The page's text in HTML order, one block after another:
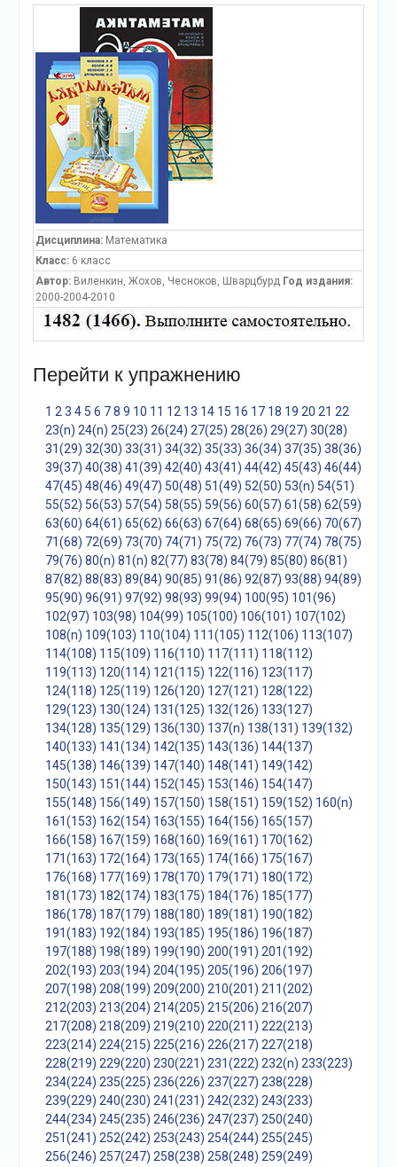
Дисциплина:Математика
Класс:6 класс
Автор:Виленкин, Жохов, Чесноков, Шварцбурд Год издания:
2000-2004-2010
Перейти к упражнению
1 2 3 4 5 6 7 8 9 10 11 12 13 14 15 16 17 18 19 20 21 22
23(n) 24(n) 25(23) 26(24) 27(25) 28(26) 29(27) 30(28)
31(29) 32(30) 33(31) 34(32) 35(33) 36(34) 37(35) 38(36)
39(37) 40(38) 41(39) 42(40) 43(41) 44(42) 45(43) 46(44)
47(45) 48(46) 49(47) 50(48) 51(49) 52(50) 53(n) 54(51)
55(52) 56(53) 57(54) 58(55) 59(56) 60(57) 61(58) 62(59)
63(60) 64(61) 65(62) 66(63) 67(64) 68(65) 69(66) 70(67)
71(68) 72(69) 73(70) 74(71) 75(72) 76(73) 77(74) 78(75)
79(76) 80(n) 81(n) 82(77) 83(78) 84(79) 85(80) 86(81)
87(82) 88(83) 89(84) 90(85) 91(86) 92(87) 93(88) 94(89)
95(90) 96(91) 97(92) 98(93) 99(94) 100(95) 101(96)
102(97) 103(98) 104(99) 105(100) 106(101) 107(102)
108(n) 109(103) 110(104) 111(105) 112(106) 113(107)
114(108) 115(109) 116(110) 117(111) 118(112)
119(113) 120(114) 121(115) 122(116) 123(117)
124(118) 125(119) 126(120) 127(121) 128(122)
129(123) 130(124) 131(125) 132(126) 133(127)
134(128) 135(129) 136(130) 137(n) 138(131) 139(132)
140(133) 141(134) 142(135) 143(136) 144(137)
145(138) 146(139) 147(140) 148(141) 149(142)
150(143) 151(144) 152(145) 153(146) 154(147)
155(148) 156(149) 157(150) 158(151) 159(152) 160(n)
161(153) 162(154) 163(155) 164(156) 165(157)
166(158) 167(159) 168(160) 169(161) 170(162)
171(163) 172(164) 173(165) 174(166) 175(167)
176(168) 177(169) 178(170) 179(171) 180(172)
181(173) 182(174) 183(175) 184(176) 185(177)
186(178) 187(179) 188(180) 189(181) 190(182)
191(183) 192(184) 193(185) 195(186) 196(187)
197(188) 198(189) 199(190) 200(191) 201(192)
202(193) 203(194) 204(195) 205(196) 206(197)
207(198) 208(199) 209(200) 210(201) 211(202)
212(203) 213(204) 214(205) 215(206) 216(207)
217(208) 218(209) 219(210) 220(211) 222(213)
223(214) 224(215) 225(216) 226(217) 227(218)
228(219) 229(220) 230(221) 231(222) 232(n) 233(223)
234(224) 235(225) 236(226) 237(227) 238(228)
239(229) 240(230) 241(231) 242(232) 243(233)
244(234) 245(235) 246(236) 247(237) 250(240)
251(241) 252(242) 253(243) 254(244) 255(245)
256(246) 257(247) 258(238) 258(248) 259(249)